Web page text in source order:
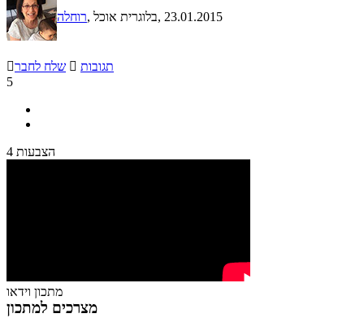
רוחלה , בלוגרית אוכל, 23.01.2015
שלח לחבר  תגובות
5
4 הצבעות
מתכון וידאו
מצרכים למתכון